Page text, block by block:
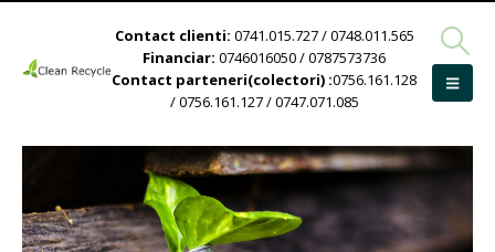
Contact clienti: 0741.015.727 / 0748.011.565
Financiar: 0746016050 / 0787573736
Contact parteneri(colectori) :0756.161.128
/ 0756.161.127 / 0747.071.085